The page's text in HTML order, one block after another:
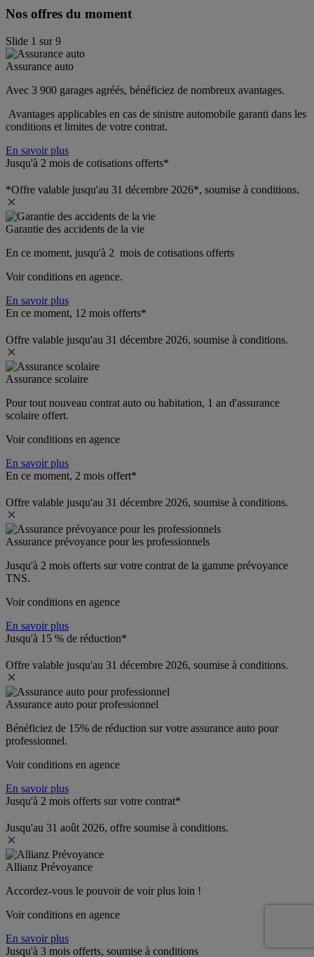
Nos offres du moment
Slide 1 sur9
Assurance auto
Avec 3 900 garages agréés, bénéficiez de nombreux avantages.
Avantages applicables en cas de sinistre automobile garanti dans les
conditions et limites de votre contrat.
En savoir plus
Jusqu'à 2 mois de cotisations offerts*
*Offre valable jusqu'au 31 décembre 2026*, soumise à conditions.
Garantie des accidents de la vie
En ce moment, jusqu'à 2  mois de cotisations offerts
Voir conditions en agence.
En savoir plus
En ce moment, 12 mois offerts*
Offre valable jusqu'au 31 décembre 2026, soumise à conditions.
Assurance scolaire
Pour tout nouveau contrat auto ou habitation, 1 an d'assurance
scolaire offert.
Voir conditions en agence
En savoir plus
En ce moment, 2 mois offert*
Offre valable jusqu'au 31 décembre 2026, soumise à conditions.
Assurance prévoyance pour les professionnels
Jusqu'à 2 mois offerts sur votre contrat de la gamme prévoyance
TNS.
Voir conditions en agence
En savoir plus
Jusqu'à 15 % de réduction*
Offre valable jusqu'au 31 décembre 2026, soumise à conditions.
Assurance auto pour professionnel
Bénéficiez de 15% de réduction sur votre assurance auto pour
professionnel.
Voir conditions en agence
En savoir plus
Jusqu'à 2 mois offerts sur votre contrat*
Jusqu'au 31 août 2026, offre soumise à conditions.
Allianz Prévoyance
Accordez-vous le pouvoir de voir plus loin !
Voir conditions en agence
En savoir plus
Jusqu'à 3 mois offerts, soumise à conditions